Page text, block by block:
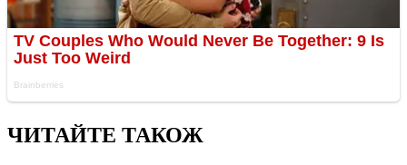
ЧИТАЙТЕ ТАКОЖ